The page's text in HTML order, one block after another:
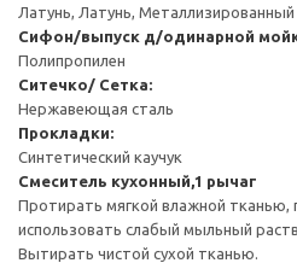
Латунь, Латунь, Металлизированный
Сифон/выпуск д/одинарной
Полипропилен
Ситечко/ Сетка:
Нержавеющая сталь
Прокладки:
Синтетический каучук
Смеситель кухонный,1 рычаг
Протирать мягкой влажной
использовать слабый мыльный
Вытирать чистой сухой тканью.